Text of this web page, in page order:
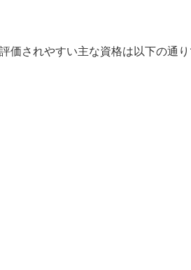
価されやすい主な資格は以下の通